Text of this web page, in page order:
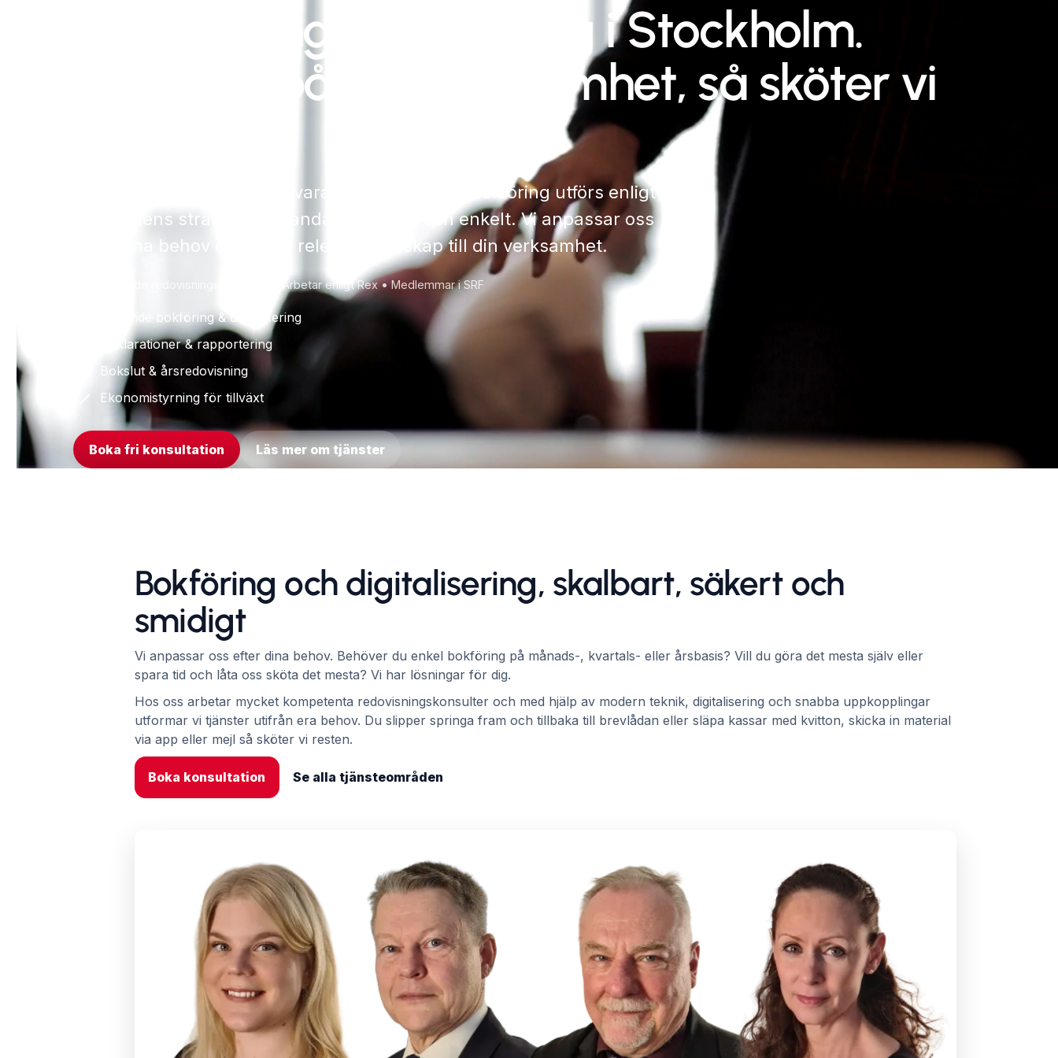
Redovisning & bokföring i Stockholm.
Fokusera på din verksamhet, så sköter vi
Som kund hos oss kan du vara säker på att din bokföring utförs enligt
branschens strängaste standard, snabbt och enkelt. Vi anpassar oss
efter dina behov och tillför relevant kunskap till din verksamhet.
Auktoriserade redovisningskonsulter • Arbetar enligt Rex • Medlemmar i SRF
Löpande bokföring & digitalisering
Deklarationer & rapportering
Bokslut & årsredovisning
Ekonomistyrning för tillväxt
Boka fri konsultation Läs mer om tjänster
Bokföring och digitalisering, skalbart, säkert och
smidigt
Vi anpassar oss efter dina behov. Behöver du enkel bokföring på månads-, kvartals- eller årsbasis? Vill du göra det mesta själv eller
spara tid och låta oss sköta det mesta? Vi har lösningar för dig.
Hos oss arbetar mycket kompetenta redovisningskonsulter och med hjälp av modern teknik, digitalisering och snabba uppkopplingar
utformar vi tjänster utifrån era behov. Du slipper springa fram och tillbaka till brevlådan eller släpa kassar med kvitton, skicka in material
via app eller mejl så sköter vi resten.
Boka konsultation Se alla tjänsteområden